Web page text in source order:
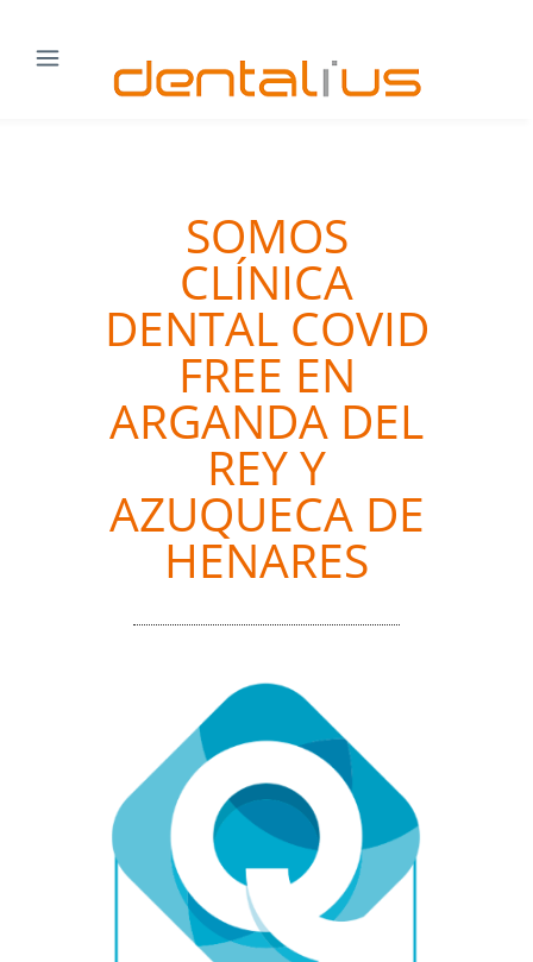
SOMOS
CLÍNICA
DENTAL COVID
FREE EN
ARGANDA DEL
REY Y
AZUQUECA DE
HENARES